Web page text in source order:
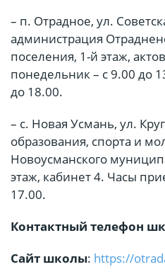
– п. Отрадное, ул.
администрация
поселения, 1-й этаж,
понедельник – с 9.00 до
до 18.00.
– с. Новая Усмань, ул.
образования, спорта и
Новоусманского
этаж, кабинет 4. Часы
17.00.
Контактный телефон
Сайт школы: https://